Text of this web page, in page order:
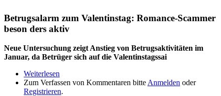
Betrugsalarm zum Valentinstag: Romance-Scammer
beson ders aktiv
Neue Untersuchung zeigt Anstieg von Betrugsaktivitäten im
Januar, da Betrüger sich auf die Valentinstagssai
Weiterlesen
Scammer beson ders aktiv
Zum Verfassen von Kommentaren bitte Anmelden oder
Registrieren.